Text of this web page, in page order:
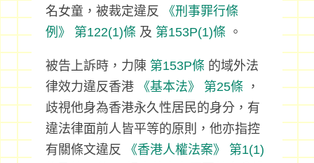
名女童，被裁定違反
《刑事罪行條
例》
第122(1)條 及 第153P(1)條 。
被告上訴時，力陳 第153P條 的域外法
律效力違反香港
《基本法》 第25條 ，
歧視他身為香港永久性居民的身分，有
違法律面前人皆平等的原則，他亦指控
有關條文違反
《香港人權法案》
第1(1)